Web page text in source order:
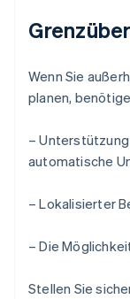
Wenn Sie
planen,
–
automatische
– Lokalisierter
– Die
Stellen Sie